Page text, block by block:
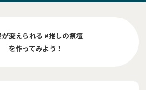
が変えられる #推しの祭壇
を作ってみよう！